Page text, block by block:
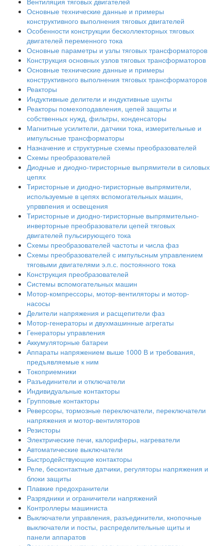
Основные технические данные и примеры
конструктивного выполнения тяговых двигателей
Особенности конструкции бесколлекторных тяговых
двигателей переменного тока
Основные параметры и узлы тяговых трансформаторов
Конструкция основных узлов тяговых трансформаторов
Основные технические данные и примеры
конструктивного выполнения тяговых трансформаторов
Реакторы
Индуктивные делители и индуктивные шунты
Реакторы помехоподавления, цепей защиты и
собственных нужд, фильтры, конденсаторы
Магнитные усилители, датчики тока, измерительные и
импульсные трансформаторы
Назначение и структурные схемы преобразователей
Схемы преобразователей
Диодные и диодно-тиристорные выпрямители в силовых
цепях
Тиристорные и диодно-тиристорные выпрямители,
используемые в цепях вспомогательных машин,
упрввпения и освещения
Тиристорные и диодно-тиристорные выпрямительно-
инверторные преобразователи цепей тяговых
двигателей пульсирующего тока
Схемы преобразователей частоты и числа фаз
Схемы преобразователей с импульсным управлением
тяговыми двигателями э.п.с. постоянного тока
Конструкция преобразователей
Системы вспомогательных машин
Мотор-компрессоры, мотор-вентиляторы и мотор-
насосы
Делители напряжения и расщепители фаз
Мотор-генераторы и двухмашинные агрегаты
Генераторы управления
Аккумуляторные батареи
Аппараты напряжением выше 1000 В и требования,
предъявляемые к ним
Токоприемники
Разъединители и отключатели
Индивидуальные контакторы
Групповые контакторы
Реверсоры, тормозные переключатели, переключатели
напряжения и мотор-вентиляторов
Резисторы
Электрические печи, калориферы, нагреватели
Автоматические выключатели
Быстродействующие контакторы
Реле, бесконтактные датчики, регуляторы напряжения и
блоки защиты
Плавкие предохранители
Разрядники и ограничители напряжений
Контроллеры машиниста
Выключатели управления, разъединители, кнопочные
выключатели и посты, распределительные щиты и
панели аппаратов